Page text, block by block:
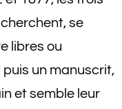
se
libres ou
puis un manuscrit,
et semble leur